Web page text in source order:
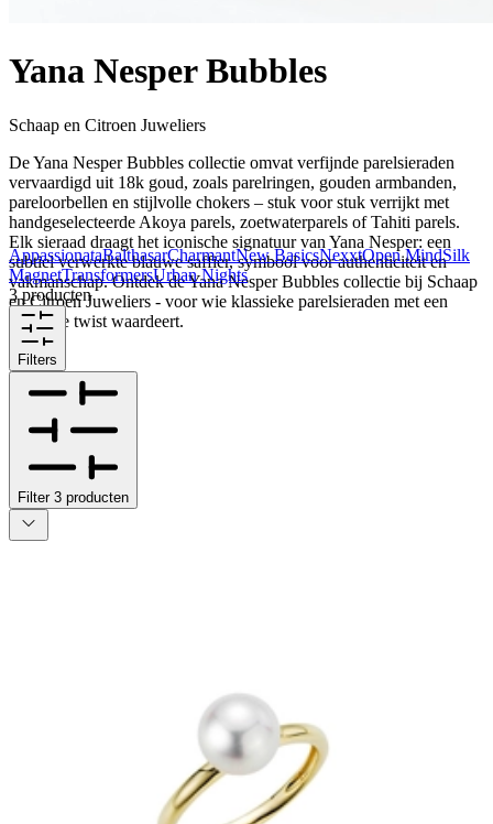
Yana Nesper Bubbles
Schaap en Citroen Juweliers
De Yana Nesper Bubbles collectie omvat verfijnde parelsieraden
vervaardigd uit 18k goud, zoals parelringen, gouden armbanden,
pareloorbellen en stijlvolle chokers – stuk voor stuk verrijkt met
handgeselecteerde Akoya parels, zoetwaterparels of Tahiti parels.
Elk sieraad draagt het iconische signatuur van Yana Nesper: een
subtiel verwerkte blauwe saffier, symbool voor authenticiteit en
vakmanschap. Ontdek de Yana Nesper Bubbles collectie bij Schaap
en Citroen Juweliers - voor wie klassieke parelsieraden met een
moderne twist waardeert.
AppassionataBalthasarCharmantNew BasicsNexxtOpen MindSilk
MagnetTransformersUrban Nights
3 producten
Filters
Filter 3 producten